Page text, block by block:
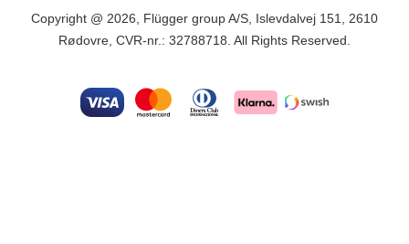
Copyright @ 2026, Flügger group A/S, Islevdalvej 151, 2610
Rødovre, CVR-nr.: 32788718. All Rights Reserved.